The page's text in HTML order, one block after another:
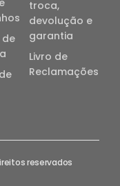
de
troca,
devolução e
garantia
Livro de
Reclamações
reservados